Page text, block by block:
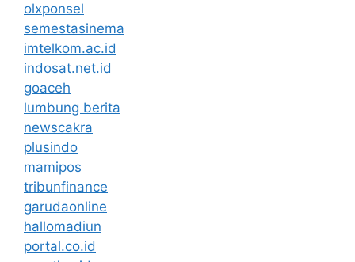
olxponsel
semestasinema
imtelkom.ac.id
indosat.net.id
goaceh
lumbung berita
newscakra
plusindo
mamipos
tribunfinance
garudaonline
hallomadiun
portal.co.id